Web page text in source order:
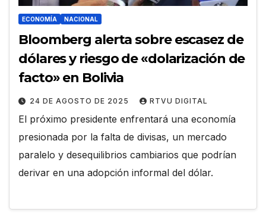
ECONOMÍA NACIONAL
Bloomberg alerta sobre escasez de
dólares y riesgo de «dolarización de
facto» en Bolivia
24 DE AGOSTO DE 2025 RTVU DIGITAL
El próximo presidente enfrentará una economía
presionada por la falta de divisas, un mercado
paralelo y desequilibrios cambiarios que podrían
derivar en una adopción informal del dólar.